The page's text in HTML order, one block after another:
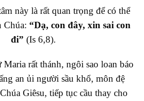
này là rất quan trọng để có thể
Chúa: “Dạ, con đây, xin sai con
đi” (Is 6,8).
rất thánh, ngôi sao loan báo
an ủi người sầu khổ, môn đệ
Giêsu, tiếp tục cầu thay cho